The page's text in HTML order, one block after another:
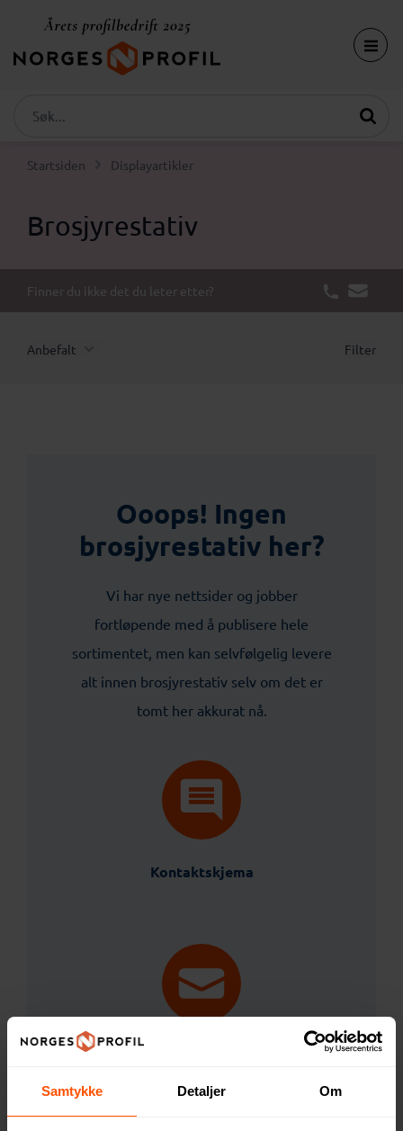
Samtykke Detaljer Om
Startsiden Displayartikler
Brosjyrestativ
Finner du ikke det du leter etter?
Anbefalt Filter
Ooops! Ingen
brosjyrestativ her?
Vi har nye nettsider og jobber
fortløpende med å publisere hele
sortimentet, men kan selvfølgelig levere
alt innen brosjyrestativ selv om det er
tomt her akkurat nå.
Kontaktskjema